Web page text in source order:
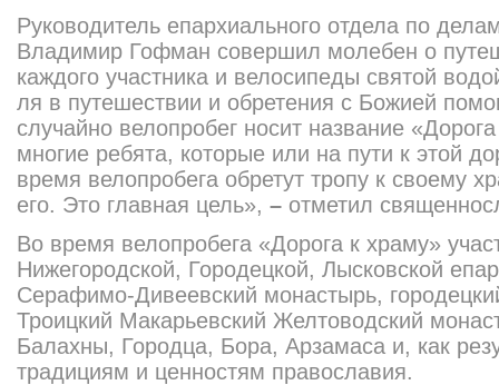
Руко­водитель епархиального отдела по
Владимир Гофман совершил мо­лебен о
каждого участника и вело­сипеды святой
ля в путешествии и обретения с Божией
случайно ве­лопробег носит название
многие ребята, которые или на пути к этой
время велопробега обретут тро­пу к своему
его. Это главная цель», – отметил
Во время велопробега «До­рога к храму»
Нижегородской, Городецкой, Лысковской
Серафимо-Дивеевский монастырь,
Троицкий Макарьевский Желтоводский
Балахны, Городца, Бора, Арзамаса и, как
традициям и ценно­стям православия.